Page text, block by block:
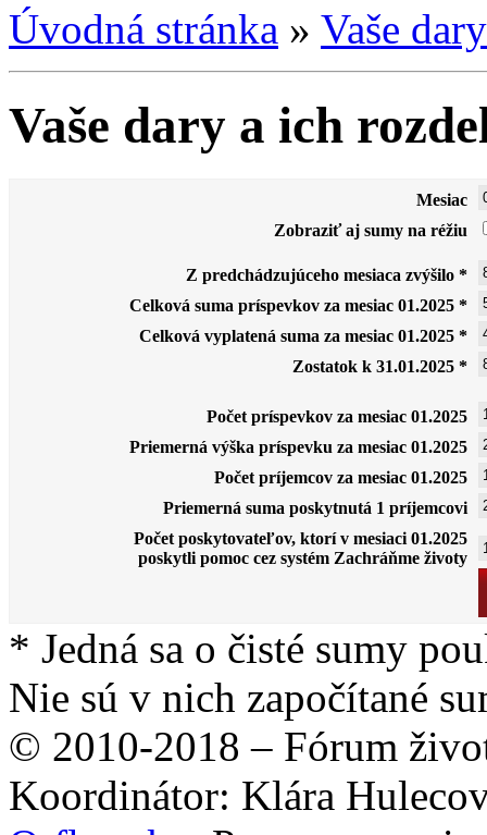
Úvodná stránka » Vaše
Vaše dary a ich
Mesiac
Zobraziť aj sumy na réžiu
Z predchádzujúceho mesiaca zvýšilo *
Celková suma príspevkov za mesiac 01.2025 *
Celková vyplatená suma za mesiac 01.2025 *
Zostatok k 31.01.2025 *
Počet príspevkov za mesiac 01.2025
Priemerná výška príspevku za mesiac 01.2025
Počet príjemcov za mesiac 01.2025
Priemerná suma poskytnutá 1 príjemcovi
Počet poskytovateľov, ktorí v mesiaci 01.2025
poskytli pomoc cez systém Zachráňme životy
* Jedná sa o čisté sumy
Nie sú v nich započítané
© 2010-2018 – Fórum
Koordinátor: Klára